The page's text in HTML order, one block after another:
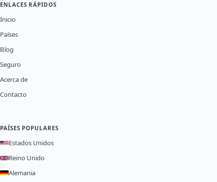
ENLACES RÁPIDOS
Inicio
Países
Blog
Seguro
Acerca de
Contacto
PAÍSES POPULARES
Estados Unidos
Reino Unido
Alemania